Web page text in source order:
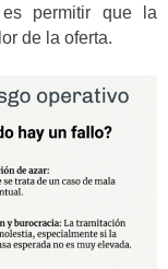
permitir que la
de la oferta.